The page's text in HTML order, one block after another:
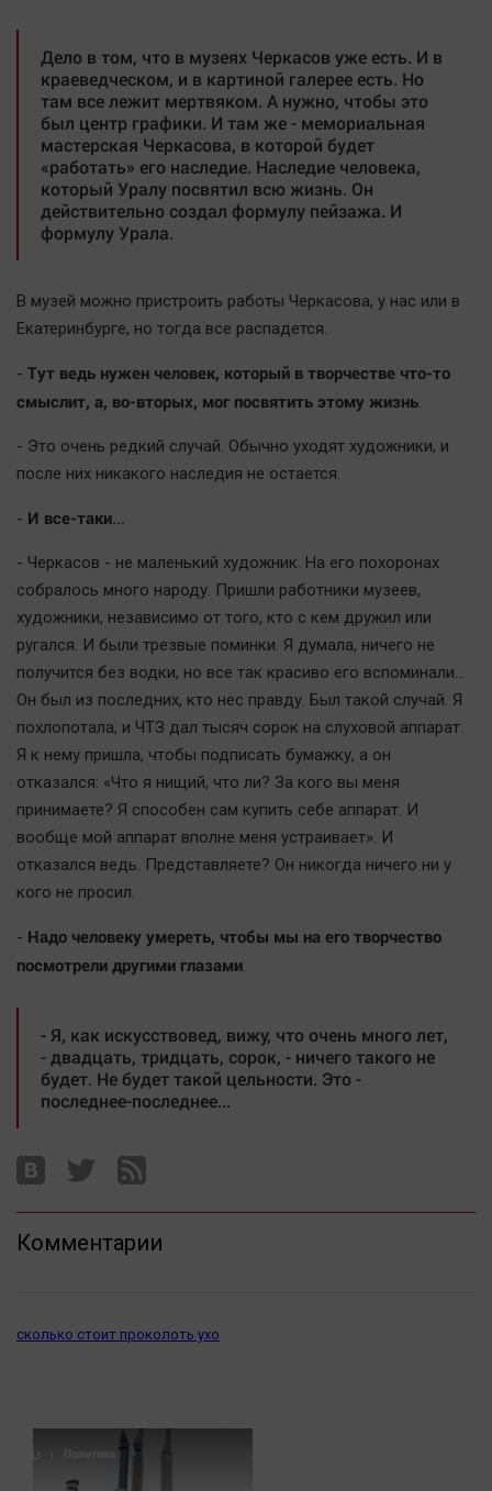
Дело в том, что в музеях Черкасов уже есть. И в
краеведческом, и в картиной галерее есть. Но
там все лежит мертвяком. А нужно, чтобы это
был центр графики. И там же - мемориальная
мастерская Черкасова, в которой будет
«работать» его наследие. Наследие человека,
который Уралу посвятил всю жизнь. Он
действительно создал формулу пейзажа. И
формулу Урала.
В музей можно пристроить работы Черкасова, у нас или в
Екатеринбурге, но тогда все распадется.
- Тут ведь нужен человек, который в творчестве что-то
смыслит, а, во-вторых, мог посвятить этому жизнь.
- Это очень редкий случай. Обычно уходят художники, и
после них никакого наследия не остается.
- И все-таки…
- Черкасов - не маленький художник. На его похоронах
собралось много народу. Пришли работники музеев,
художники, независимо от того, кто с кем дружил или
ругался. И были трезвые поминки. Я думала, ничего не
получится без водки, но все так красиво его вспоминали…
Он был из последних, кто нес правду. Был такой случай. Я
похлопотала, и ЧТЗ дал тысяч сорок на слуховой аппарат.
Я к нему пришла, чтобы подписать бумажку, а он
отказался: «Что я нищий, что ли? За кого вы меня
принимаете? Я способен сам купить себе аппарат. И
вообще мой аппарат вполне меня устраивает». И
отказался ведь. Представляете? Он никогда ничего ни у
кого не просил.
- Надо человеку умереть, чтобы мы на его творчество
посмотрели другими глазами.
- Я, как искусствовед, вижу, что очень много лет,
- двадцать, тридцать, сорок, - ничего такого не
будет. Не будет такой цельности. Это -
последнее-последнее...
Комментарии
сколько стоит проколоть ухо